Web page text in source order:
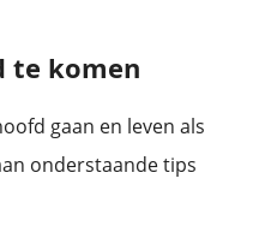
te komen
gaan en leven als
onderstaande tips